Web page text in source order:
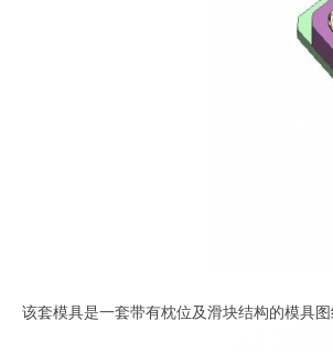
该套模具是一套带有枕位及滑块结构的模具